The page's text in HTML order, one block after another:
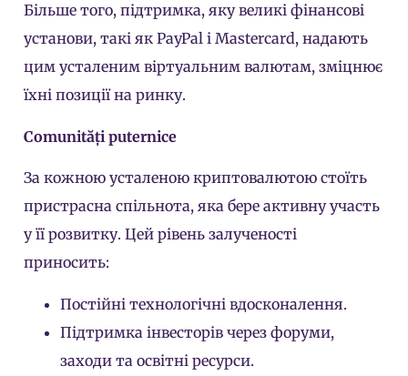
Більше того, підтримка, яку великі фінансові
установи, такі як PayPal і Mastercard, надають
цим усталеним віртуальним валютам, зміцнює
їхні позиції на ринку.
Comunități puternice
За кожною усталеною криптовалютою стоїть
пристрасна спільнота, яка бере активну участь
у її розвитку. Цей рівень залученості
приносить:
Постійні технологічні вдосконалення.
Підтримка інвесторів через форуми,
заходи та освітні ресурси.